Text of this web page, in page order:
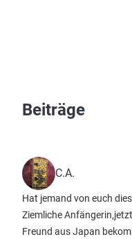
Beiträge
C.A.
Hat jemand von euch
Ziemliche
Freund aus Japan